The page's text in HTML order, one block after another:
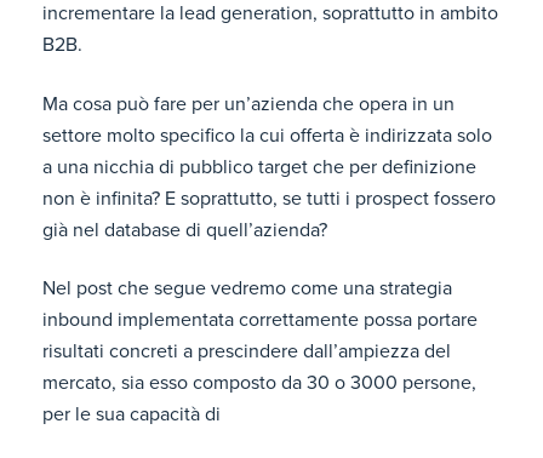
incrementare la lead generation, soprattutto in ambito
B2B.
Ma cosa può fare per un’azienda che opera in un
settore molto specifico la cui offerta è indirizzata solo
a una nicchia di pubblico target che per definizione
non è infinita? E soprattutto, se tutti i prospect fossero
già nel database di quell’azienda?
Nel post che segue vedremo come una strategia
inbound implementata correttamente possa portare
risultati concreti a prescindere dall’ampiezza del
mercato, sia esso composto da 30 o 3000 persone,
per le sua capacità di